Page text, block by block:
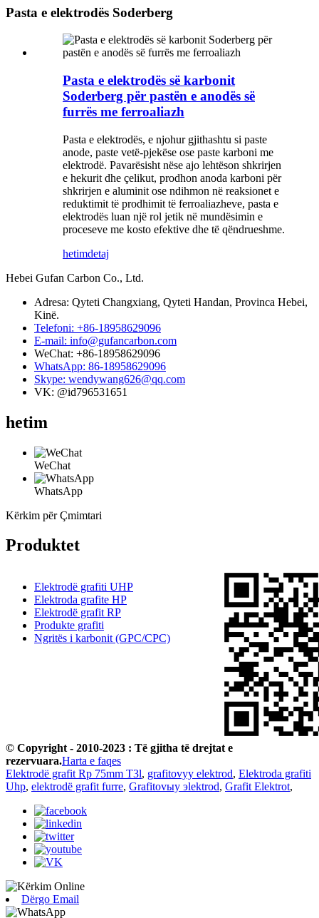
Pasta e elektrodës Soderberg
Pasta e elektrodës së karbonit
Soderberg për pastën e anodës së
furrës me ferroaliazh
Pasta e elektrodës, e njohur gjithashtu si paste
anode, paste vetë-pjekëse ose paste karboni me
elektrodë. Pavarësisht nëse ajo lehtëson shkrirjen
e hekurit dhe çelikut, prodhon anoda karboni për
shkrirjen e aluminit ose ndihmon në reaksionet e
reduktimit të prodhimit të ferroaliazheve, pasta e
elektrodës luan një rol jetik në mundësimin e
proceseve me kosto efektive dhe të qëndrueshme.
hetimdetaj
Hebei Gufan Carbon Co., Ltd.
Adresa: Qyteti Changxiang, Qyteti Handan, Provinca Hebei,
Kinë.
Telefoni: +86-18958629096
E-mail: info@gufancarbon.com
WeChat: +86-18958629096
WhatsApp: 86-18958629096
Skype: wendywang626@qq.com
VK: @id796531651
hetim
WeChat
WhatsApp
Kërkim për Çmimtari
Produktet
Elektrodë grafiti UHP
Elektroda grafite HP
Elektrodë grafit RP
Produkte grafiti
Ngritës i karbonit (GPC/CPC)
© Copyright - 2010-2023 : Të gjitha të drejtat e
rezervuara.Harta e faqes
Elektrodë grafit Rp 75mm T3l, grafitovyy elektrod, Elektroda grafiti
Uhp, elektrodë grafit furre, Grafitovыy эlektrod, Grafit Elektrot,
Dërgo Email